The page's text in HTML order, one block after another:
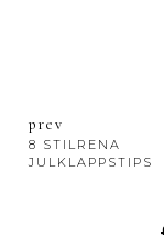
prev
8 STILRENA
JULKLAPPSTIPS